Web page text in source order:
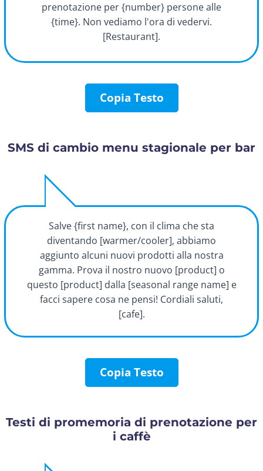
prenotazione per {number} persone alle
{time}. Non vediamo l'ora di vedervi.
[Restaurant].
Copia Testo
SMS di cambio menu stagionale per bar
Salve {first name}, con il clima che sta
diventando [warmer/cooler], abbiamo
aggiunto alcuni nuovi prodotti alla nostra
gamma. Prova il nostro nuovo [product] o
questo [product] dalla [seasonal range name] e
facci sapere cosa ne pensi! Cordiali saluti,
[cafe].
Copia Testo
Testi di promemoria di prenotazione per
i caffè